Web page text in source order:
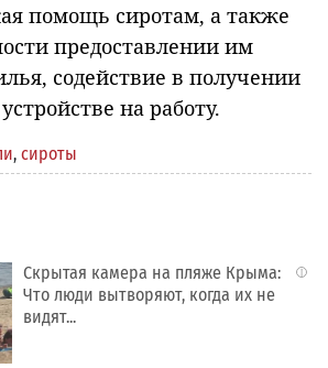
помощь сиротам, а также
предоставлении им
содействие в получении
на работу.
, сироты
i
Скрытая камера на пляже Крыма:
Что люди вытворяют, когда их не
видят...